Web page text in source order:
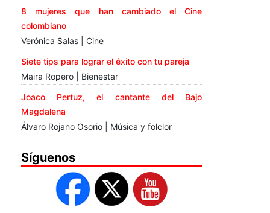
8 mujeres que han cambiado el Cine
colombiano
Verónica Salas | Cine
Siete tips para lograr el éxito con tu pareja
Maira Ropero | Bienestar
Joaco Pertuz, el cantante del Bajo
Magdalena
Álvaro Rojano Osorio | Música y folclor
Síguenos